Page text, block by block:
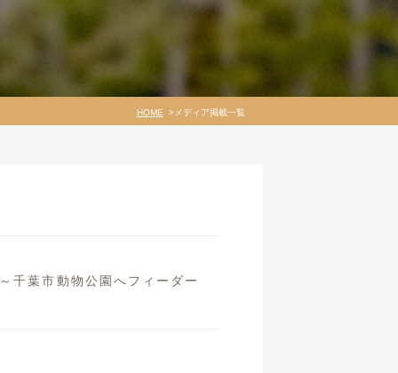
レンチブルドッグの皮膚病
イプードルの皮膚病
コラム「皮膚科のいろは」
HOME メディア掲載一覧
千葉市動物公園へフィーダー